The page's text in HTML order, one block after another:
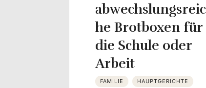
abwechslungsreic
he Brotboxen für
die Schule oder
Arbeit
FAMILIE HAUPTGERICHTE